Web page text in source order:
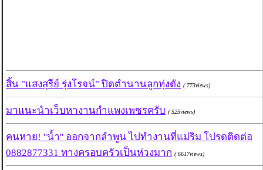
สิ้น "แสงสุรีย์ รุ่งโรจน์" ปิดตำนานลูกทุ่งดัง ( 773views)
มาแนะนำเว็บหางานกำแพงเพชรครับ ( 525views)
คนหาย! ''น้ำ'' ออกจากลำพูน ไปทำงานที่แม่ริม โปรดติดต่อ
0882877331 ทางครอบครัวเป็นห่วงมาก ( 6617views)